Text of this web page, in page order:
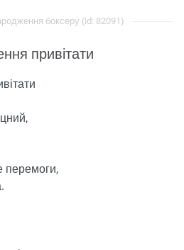
боксеру (id: 82091)
привітати
перемоги,